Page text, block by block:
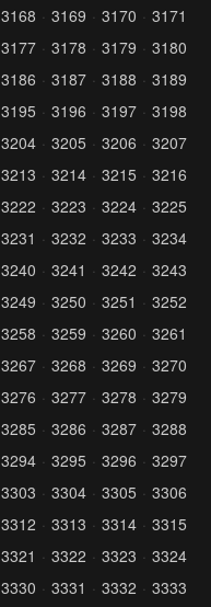
3168 3169 3170
3171
3177 3178 3179
3180
3186 3187 3188
3189
3195 3196 3197
3198
3204 3205 3206
3207
3213 3214 3215
3216
3222 3223 3224
3225
3231 3232 3233
3234
3240 3241 3242
3243
3249 3250 3251
3252
3258 3259 3260
3261
3267 3268 3269
3270
3276 3277 3278
3279
3285 3286 3287
3288
3294 3295 3296
3297
3303 3304 3305
3306
3312 3313 3314
3315
3321 3322 3323
3324
3330 3331 3332
3333